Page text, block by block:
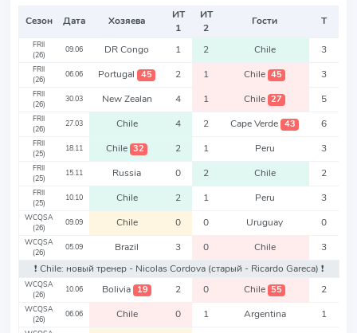
Сезон Дата Хозяева
ИТ
1
ИТ
2
Гости Т
FRII
(26)
09.06 DR Congo 1 2 Chile 3
FRII
(26)
06.06 Portugal 45 2 1 Chile 45 3
FRII
(26)
30.03 New Zealan 4 1 Chile 27 5
FRII
(26)
27.03 Chile 4 2 Cape Verde 43 6
FRII
(25)
18.11 Chile 32 2 1 Peru 3
FRII
(25)
15.11 Russia 0 2 Chile 2
FRII
(25)
10.10 Chile 2 1 Peru 3
WCQSA
(26)
09.09 Chile 0 0 Uruguay 0
WCQSA
(26)
05.09 Brazil 3 0 Chile
3
❗️ Chile: новый тренер - Nicolas Cordova (старый - Ricardo Gareca) ❗️
WCQSA
(26)
10.06 Bolivia 19 2 0 Chile 55 2
WCQSA
(26)
06.06 Chile 0 1 Argentina 1